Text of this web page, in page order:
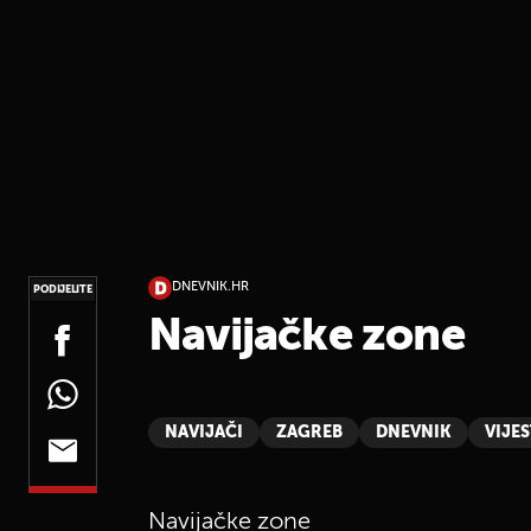
PODIJELITE DNEVNIK.HR
Navijačke zone
NAVIJAČI ZAGREB DNEVNIK
Navijačke zone